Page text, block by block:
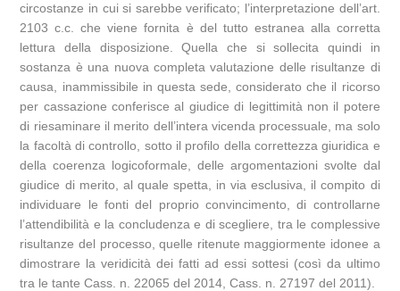
circostanze in cui si sarebbe verificato; l’interpretazione dell’art.
2103 c.c. che viene fornita è del tutto estranea alla corretta
lettura della disposizione. Quella che si sollecita quindi in
sostanza è una nuova completa valutazione delle risultanze di
causa, inammissibile in questa sede, considerato che il ricorso
per cassazione conferisce al giudice di legittimità non il potere
di riesaminare il merito dell’intera vicenda processuale, ma solo
la facoltà di controllo, sotto il profilo della correttezza giuridica e
della coerenza logico­formale, delle argomentazioni svolte dal
giudice di merito, al quale spetta, in via esclusiva, il compito di
individuare le fonti del proprio convincimento, di controllarne
l’attendibilità e la concludenza e di scegliere, tra le complessive
risultanze del processo, quelle ritenute maggiormente idonee a
dimostrare la veridicità dei fatti ad essi sottesi (così da ultimo
tra le tante Cass. n. 22065 del 2014, Cass. n. 27197 del 2011).